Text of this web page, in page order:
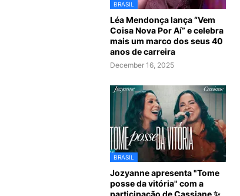
BRASIL
Léa Mendonça lança “Vem
Coisa Nova Por Aí” e celebra
mais um marco dos seus 40
anos de carreira
December 16, 2025
BRASIL
Jozyanne apresenta "Tome
posse da vitória" com a
participação de Cassiane ✨